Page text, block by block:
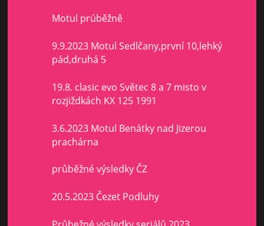
Motul prúběžně
9.9.2023 Motul Sedlčany,první 10,lehký
pád,druhá 5
19.8. clasic evo Světec 8 a 7 misto v
rozjiždkách KX 125 1991
3.6.2023 Motul Benátky nad Jizerou
prachárna
průběžné výsledky ČZ
20.5.2023 Čezet Podluhy